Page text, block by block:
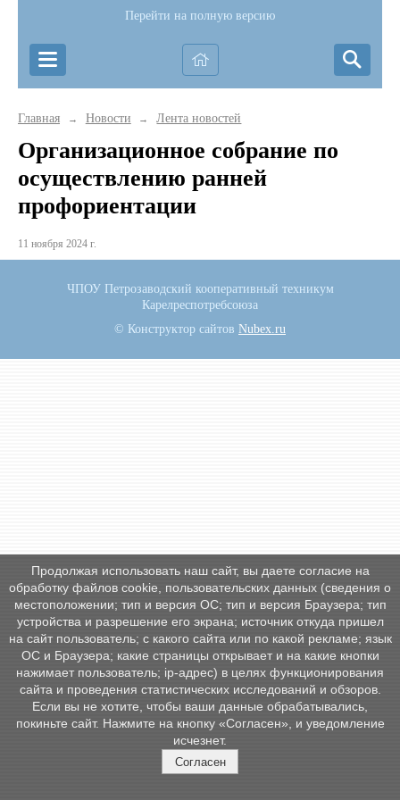
Перейти на полную версию
Главная → Новости → Лента новостей
Организационное собрание по
осуществлению ранней
профориентации
11 ноября 2024 г.
ЧПОУ Петрозаводский кооперативный техникум
Карелреспотребсоюза
© Конструктор сайтов Nubex.ru
Продолжая использовать наш сайт, вы даете согласие на
обработку файлов cookie, пользовательских данных (сведения о
местоположении; тип и версия ОС; тип и версия Браузера; тип
устройства и разрешение его экрана; источник откуда пришел
на сайт пользователь; с какого сайта или по какой рекламе; язык
ОС и Браузера; какие страницы открывает и на какие кнопки
нажимает пользователь; ip-адрес) в целях функционирования
сайта и проведения статистических исследований и обзоров.
Если вы не хотите, чтобы ваши данные обрабатывались,
покиньте сайт. Нажмите на кнопку «Согласен», и уведомление
исчезнет.
Согласен